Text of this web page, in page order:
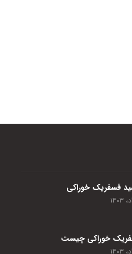
فسفریک خوراکی
خوراکی چیست